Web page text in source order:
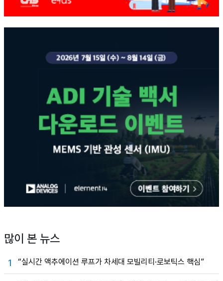
많이 본 뉴스
1 “실시간 액추에이션 루프가 차세대 모빌리티·로보틱스 핵심”